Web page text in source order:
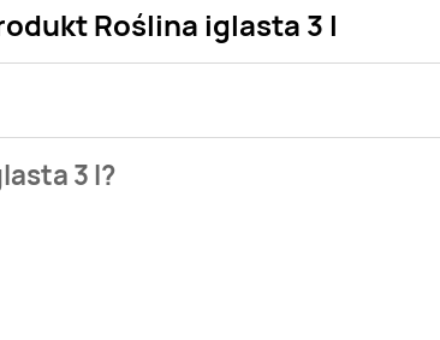
Roślina iglasta 3 l
3 l?